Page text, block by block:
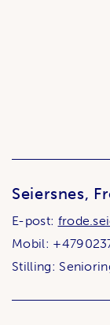
Seiersnes,
E-post:
Mobil:
Stilling: